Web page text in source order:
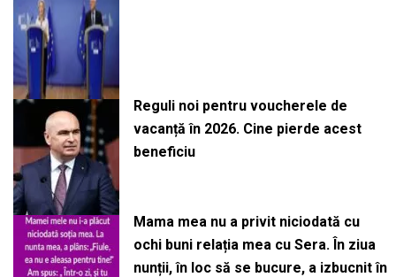
Reguli noi pentru voucherele de
vacanță în 2026. Cine pierde acest
beneficiu
Mama mea nu a privit niciodată cu
ochi buni relația mea cu Sera. În ziua
nunții, în loc să se bucure, a izbucnit în